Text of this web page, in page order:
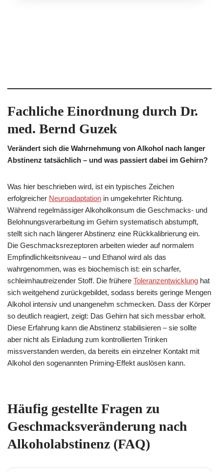
Fachliche Einordnung durch Dr.
med. Bernd Guzek
Verändert sich die Wahrnehmung von Alkohol nach langer
Abstinenz tatsächlich – und was passiert dabei im Gehirn?
Was hier beschrieben wird, ist ein typisches Zeichen
erfolgreicher Neuroadaptation in umgekehrter Richtung.
Während regelmässiger Alkoholkonsum die Geschmacks- und
Belohnungsverarbeitung im Gehirn systematisch abstumpft,
stellt sich nach längerer Abstinenz eine Rückkalibrierung ein.
Die Geschmacksrezeptoren arbeiten wieder auf normalem
Empfindlichkeitsniveau – und Ethanol wird als das
wahrgenommen, was es biochemisch ist: ein scharfer,
schleimhautreizender Stoff. Die frühere Toleranzentwicklung hat
sich weitgehend zurückgebildet, sodass bereits geringe Mengen
Alkohol intensiv und unangenehm schmecken. Dass der Körper
so deutlich reagiert, zeigt: Das Gehirn hat sich messbar erholt.
Diese Erfahrung kann die Abstinenz stabilisieren – sie sollte
aber nicht als Einladung zum kontrollierten Trinken
missverstanden werden, da bereits ein einzelner Kontakt mit
Alkohol den sogenannten Priming-Effekt auslösen kann.
Häufig gestellte Fragen zu
Geschmacksveränderung nach
Alkoholabstinenz (FAQ)